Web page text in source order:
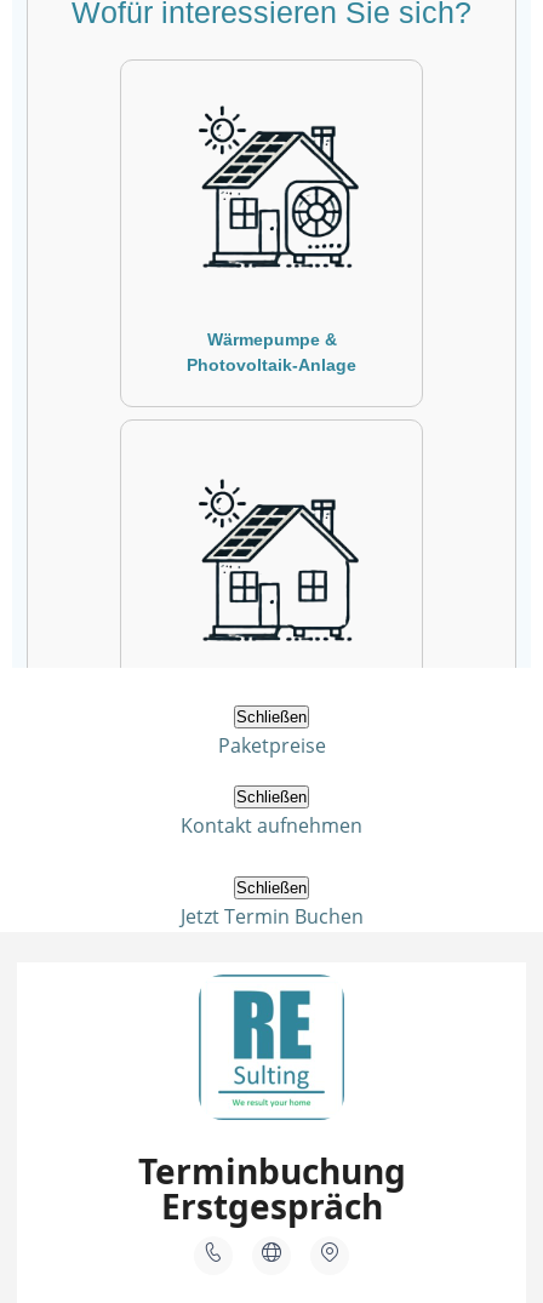
Schließen
Paketpreise
Schließen
Kontakt aufnehmen
Schließen
Jetzt Termin Buchen